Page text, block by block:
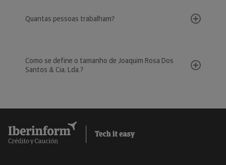
Quantas pessoas trabalham?
Como se define o tamanho de Joaquim Rosa Dos
Santos & Cia, Lda.?